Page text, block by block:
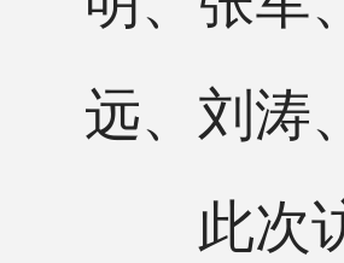
远、刘涛
此次访